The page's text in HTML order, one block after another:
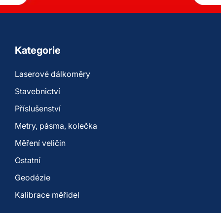
Kategorie
Laserové dálkoměry
Stavebnictví
Příslušenství
Metry, pásma, kolečka
Měření veličin
Ostatní
Geodézie
Kalibrace měřidel